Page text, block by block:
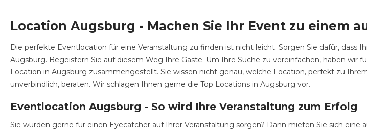
Location Augsburg - Machen Sie Ihr Event zu einem
Die perfekte Eventlocation für eine Veranstaltung zu finden ist nicht leicht. Sorgen Sie dafür, dass
Augsburg. Begeistern Sie auf diesem Weg Ihre Gäste. Um Ihre Suche zu vereinfachen, haben wir
Location in Augsburg zusammengestellt. Sie wissen nicht genau, welche Location, perfekt zu
unverbindlich, beraten. Wir schlagen Ihnen gerne die Top Locations in Augsburg vor.
Eventlocation Augsburg - So wird Ihre Veranstaltung zum Erfolg
Sie würden gerne für einen Eyecatcher auf Ihrer Veranstaltung sorgen? Dann mieten Sie sich